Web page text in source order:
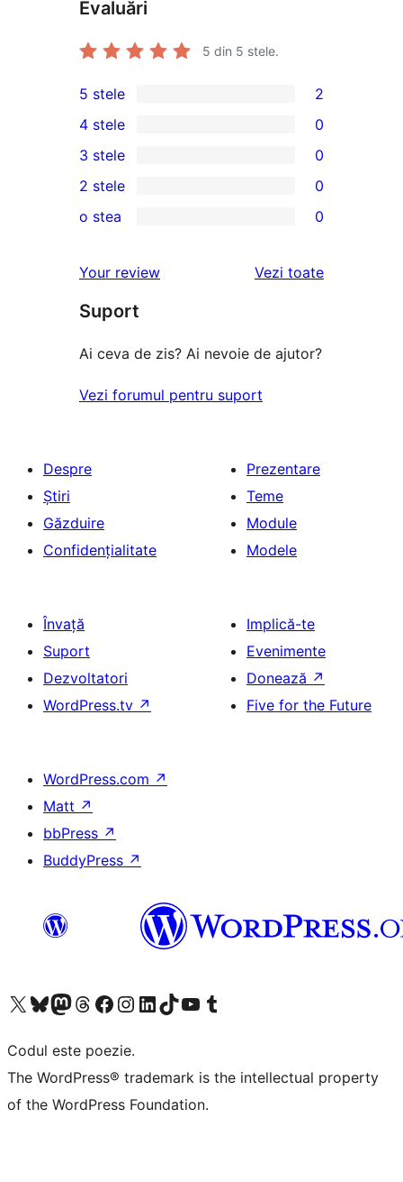
Evaluări
5 din 5 stele.
2
5
–
recenzii
(stele)
5 stele 2
4
–
recenzii
4 stele 0
0
3
–
(stele)
3 stele 0
2
recenzii
(stele)
2 stele 0
0
–
recenzii
o stea 0
Your review Vezi toaterecenziile
Suport
Ai ceva de zis? Ai nevoie de ajutor?
Vezi forumul pentru suport
Despre
Știri
Găzduire
Confidențialitate
Prezentare
Teme
Module
Modele
Învață
Suport
Dezvoltatori
WordPress.tv ↗
Implică-te
Evenimente
Donează ↗
Five for the Future
WordPress.com ↗
Matt ↗
bbPress ↗
BuddyPress ↗
Mergi la contul nostru X (fost Twitter)
Vizitează contul nostru Bluesky
Vizitează contul nostru Mastodon
Vizitează contul nostru Threads
Vizitează pagina noastră Facebook
Vizitează-ne pe Instagram
Vizitează-ne pe LinkedIn
Vizitează contul nostru TikTok
Vizitează canalul nostru YouTube
Vizitează contul nostru Tumblr
Codul este poezie.
The WordPress® trademark is the intellectual property
of the WordPress Foundation.